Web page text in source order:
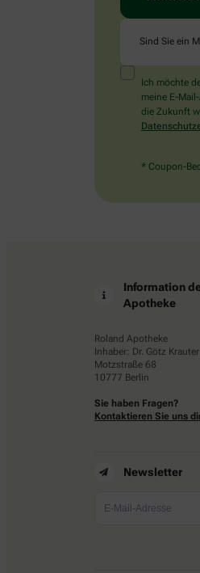
Sind Sie ein
Ich möchte
meine E-
die Zukunft
* Coupon-
Information
Apotheke
Roland Apotheke
Inhaber: Dr. Götz Krauter
Motzstraße 68
10777 Berlin
Sie haben Fragen?
Kontaktieren Sie uns
Newsletter